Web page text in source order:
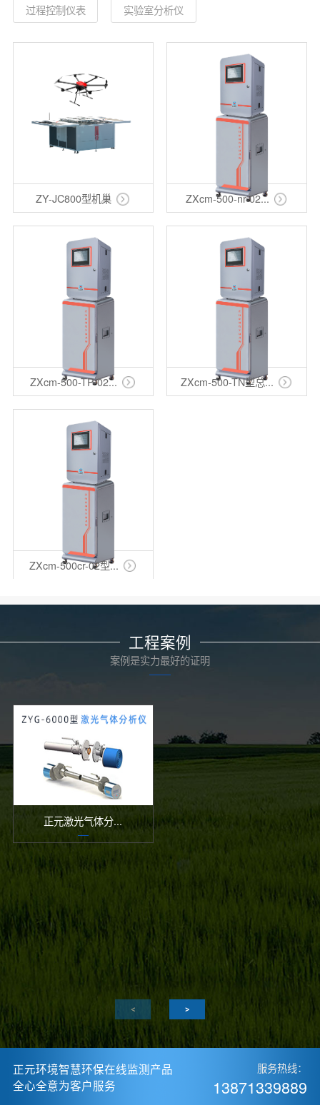
过程控制仪表 实验室分析仪
ZY-JC800型机巢 ZXcm-500-nr-02...
ZXcm-500-TP-02... ZXcm-500-TN型总...
ZXcm-500cr-02型...
工程案例
案例是实力最好的证明
正元激光气体分...
正元环境智慧环保在线监测产品
全心全意为客户服务
服务热线：
13871339889